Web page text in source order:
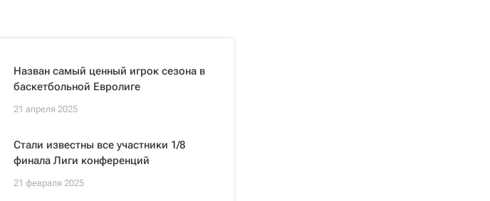
Назван самый ценный игрок сезона в
баскетбольной Евролиге
21 апреля 2025
Стали известны все участники 1/8
финала Лиги конференций
21 февраля 2025